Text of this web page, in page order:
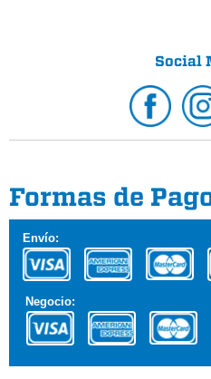
Social
Formas de
Envío:
Negocio: